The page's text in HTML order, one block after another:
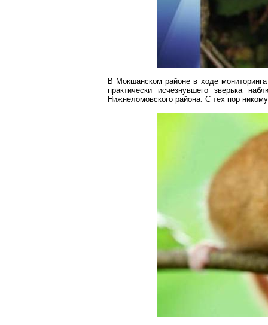
В Мокшанском районе в ходе
практически исчезнувшего зверька
Нижнеломовского района. С тех пор